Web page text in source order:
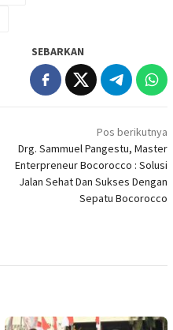
SEBARKAN
Pos berikutnya
Drg. Sammuel Pangestu, Master
Enterpreneur Bocorocco : Solusi
Jalan Sehat Dan Sukses Dengan
Sepatu Bocorocco